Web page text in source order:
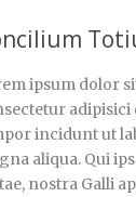
ipsum dolor
adipisici
incidunt ut
aliqua. Qui
nostra Galli